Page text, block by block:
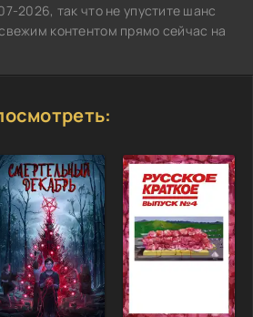
2026, так что не упустите шанс
контентом прямо сейчас на